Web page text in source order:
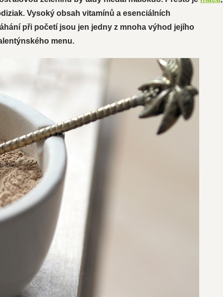
Vysoký obsah vitamínů a esenciálních
při početí jsou jen jedny z mnoha výhod jejího
menu.